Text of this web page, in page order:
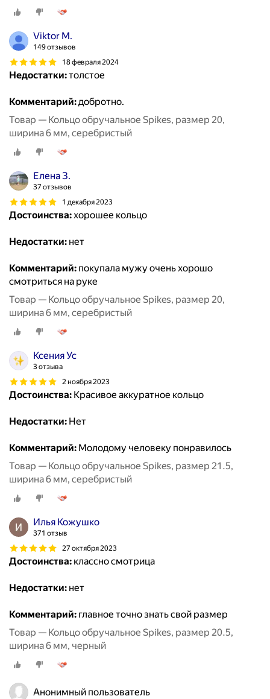
Viktor M.
149 отзывов
18 февраля 2024
Недостатки:толстое
Комментарий:добротно.
Товар — Кольцо обручальное Spikes, размер 20,
ширина 6 мм, серебристый
Елена З.
37 отзывов
1 декабря 2023
Достоинства:хорошее кольцо
Недостатки: нет
Комментарий: покупала мужу очень хорошо
смотриться на руке
Товар — Кольцо обручальное Spikes, размер 20,
ширина 6 мм, серебристый
Ксения Ус
3 отзыва
2 ноября 2023
Достоинства: Красивое аккуратное кольцо
Недостатки: Нет
Комментарий: Молодому человеку понравилось
Товар — Кольцо обручальное Spikes, размер 21.5,
ширина 6 мм, серебристый
Илья Кожушко
371 отзыв
27 октября 2023
Достоинства: классно смотрица
Недостатки: нет
Комментарий: главное точно знать свой размер
Товар — Кольцо обручальное Spikes, размер 20.5,
ширина 6 мм, черный
Анонимный пользователь